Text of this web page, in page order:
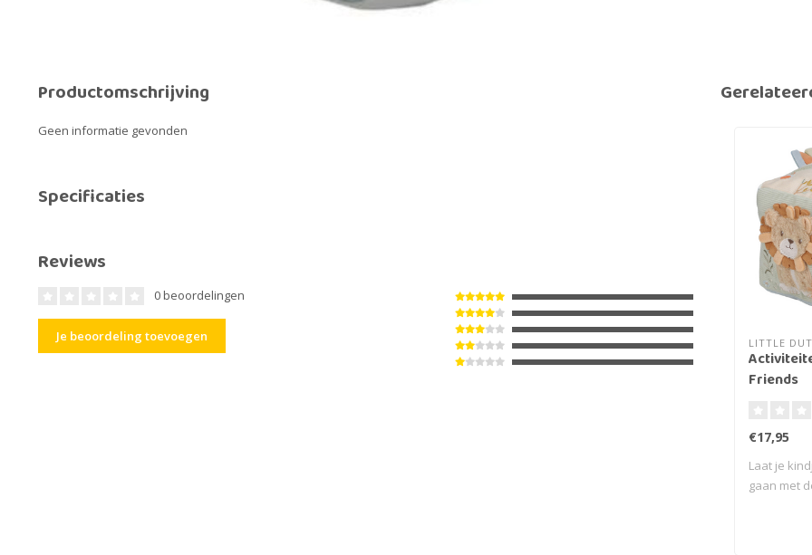
Productomschrijving
Geen informatie gevonden
Specificaties
Reviews
0 beoordelingen
Je beoordeling toevoegen LITTLE
Friends
€17,95
Laat je
gaan met